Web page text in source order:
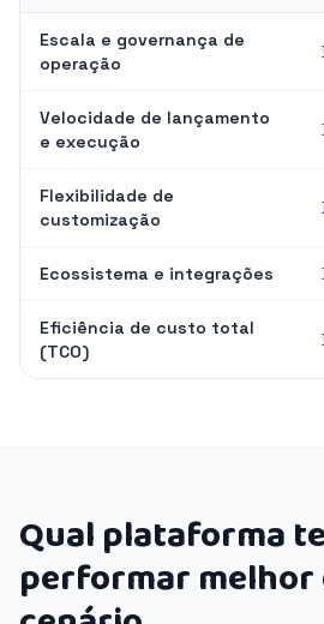
Escala e governança de
operação
Velocidade de lançamento
e execução
Flexibilidade de
customização
Ecossistema e integrações
Eficiência de custo total
(TCO)
Qual plataforma
performar melhor